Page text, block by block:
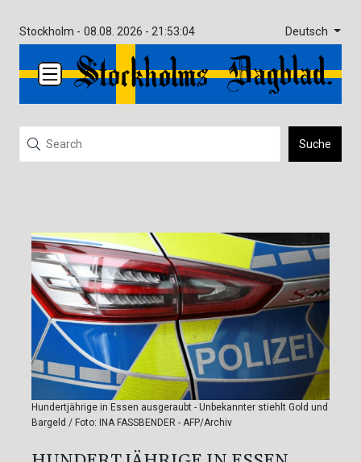
Stockholm - 08.08. 2026 - 21:53:04 Deutsch
Suche
Hundertjährige in Essen ausgeraubt - Unbekannter stiehlt Gold und
Bargeld / Foto: INA FASSBENDER - AFP/Archiv